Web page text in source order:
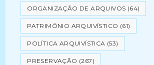
ORGANIZAÇÃO DE ARQUIVOS (64)
PATRIMÔNIO ARQUIVÍSTICO (61)
POLÍTICA ARQUIVÍSTICA (53)
PRESERVAÇÃO (267)